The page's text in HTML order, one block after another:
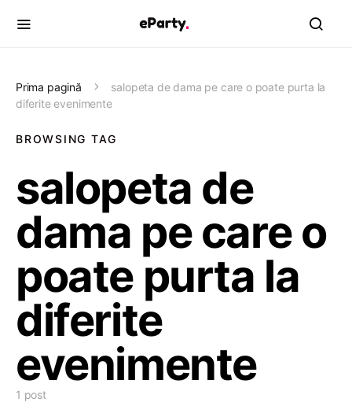
Prima pagină
salopeta de dama pe care o poate purta la
diferite evenimente
BROWSING TAG
salopeta de
dama pe care o
poate purta la
diferite
evenimente
1 post